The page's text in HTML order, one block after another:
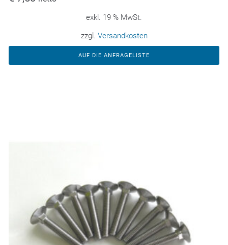
exkl. 19 % MwSt.
zzgl. Versandkosten
AUF DIE ANFRAGELISTE